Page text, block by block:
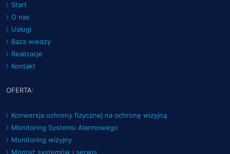
Start
O nas
Usługi
Baza wiedzy
Realizacje
Kontakt
OFERTA:
Konwersja ochrony fizycznej na ochronę wizyjną
Monitoring Systemu Alarmowego
Monitoring wizyjny
Montaż systemów i serwis